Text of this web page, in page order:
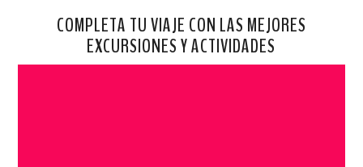
COMPLETA TU VIAJE CON LAS MEJORES
EXCURSIONES Y ACTIVIDADES